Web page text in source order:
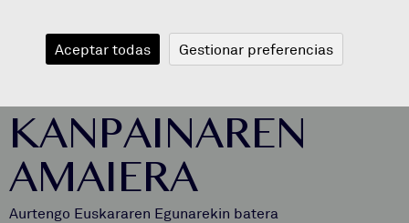
BELARRION!
Eta HITZON!
KANPAINAREN
AMAIERA
Aurtengo Euskararen Egunarekin batera
Aceptar todas Gestionar preferencias